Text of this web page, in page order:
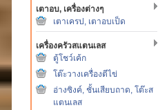
เตาอบ, เครื่องต่างๆ
เตาเครป, เตาอบเป็ด
เครื่องครัวสแตนเลส
ตู้โชว์เค้ก
โต๊ะวางเครื่องตีไข่
อ่างซิงค์, ชั้นเสียบถาด, โต๊ะส
แตนเลส